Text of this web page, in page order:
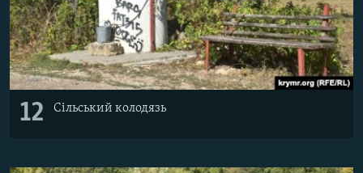
12 Сільський колодязь